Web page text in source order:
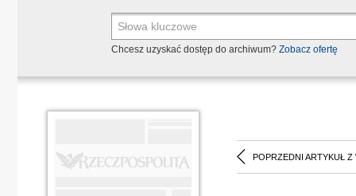
Chcesz uzyskać dostęp do archiwum? Zobacz ofertę
POPRZEDNI ARTYKUŁ Z